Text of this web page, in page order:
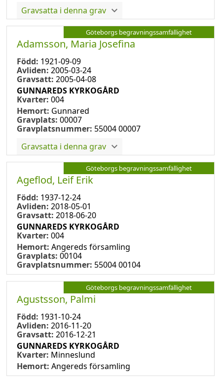
Gravsatta i denna grav
Göteborgs begravningssamfällighet
Adamsson, Maria Josefina
Född: 1921-09-09
Avliden: 2005-03-24
Gravsatt: 2005-04-08
GUNNAREDS KYRKOGÅRD
Kvarter: 004
Hemort: Gunnared
Gravplats: 00007
Gravplatsnummer: 55004 00007
Gravsatta i denna grav
Göteborgs begravningssamfällighet
Ageflod, Leif Erik
Född: 1937-12-24
Avliden: 2018-05-01
Gravsatt: 2018-06-20
GUNNAREDS KYRKOGÅRD
Kvarter: 004
Hemort: Angereds församling
Gravplats: 00104
Gravplatsnummer: 55004 00104
Göteborgs begravningssamfällighet
Agustsson, Palmi
Född: 1931-10-24
Avliden: 2016-11-20
Gravsatt: 2016-12-21
GUNNAREDS KYRKOGÅRD
Kvarter: Minneslund
Hemort: Angereds församling